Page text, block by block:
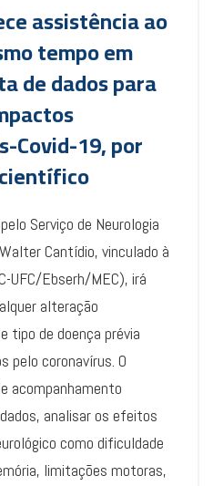
assistência ao
tempo em
de dados para
Covid-19, por
Serviço de Neurologia
Cantídio, vinculado à
UFC/Ebserh/MEC), irá
alteração
tipo de doença prévia
pelo coronavírus. O
acompanhamento
analisar os efeitos
como dificuldade
limitações motoras,